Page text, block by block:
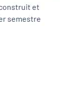
et
semestre